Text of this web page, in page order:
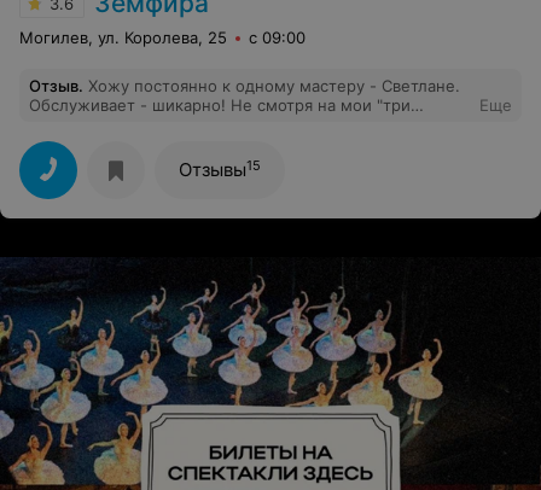
Могилев, ул. Королева, 25 с 09:00
Отзыв. Хожу постоянно к одному мастеру - Светлане.
Обслуживает - шикарно! Не смотря на мои "три
Еще
Отзывы15